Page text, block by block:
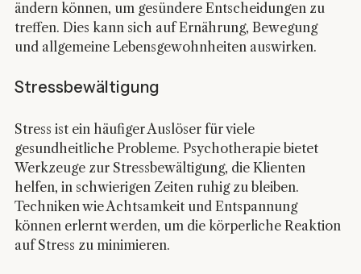
ändern können, um gesündere Entscheidungen zu
treffen. Dies kann sich auf Ernährung, Bewegung
und allgemeine Lebensgewohnheiten auswirken.
Stressbewältigung
Stress ist ein häufiger Auslöser für viele
gesundheitliche Probleme. Psychotherapie bietet
Werkzeuge zur Stressbewältigung, die Klienten
helfen, in schwierigen Zeiten ruhig zu bleiben.
Techniken wie Achtsamkeit und Entspannung
können erlernt werden, um die körperliche Reaktion
auf Stress zu minimieren.